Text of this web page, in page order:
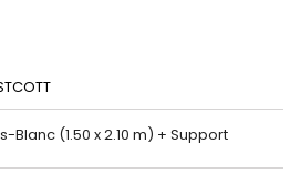
(1.50 x 2.10 m) + Support